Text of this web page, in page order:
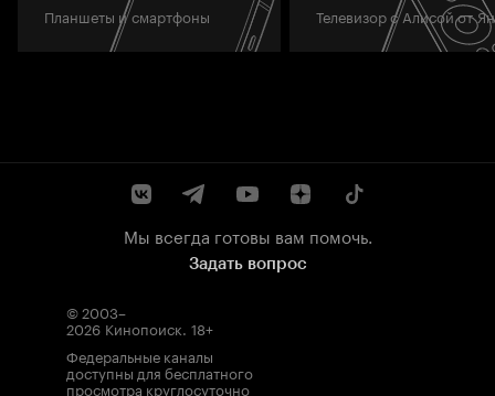
Планшеты и смартфоны Телевизор с Алисой от
Мы всегда готовы вам помочь.
Задать вопрос
© 2003–
2026 Кинопоиск. 18+
Федеральные каналы
доступны для бесплатного
просмотра круглосуточно